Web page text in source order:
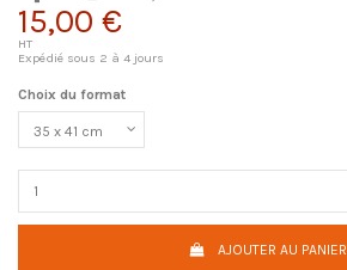
15,00 €
HT
Expédié sous 2 à 4 jours
Choix du format
AJOUTER AU PANIER